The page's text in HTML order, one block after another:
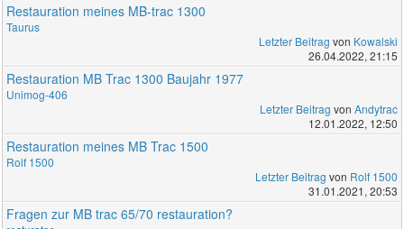
Restauration meines MB-trac 1300
Taurus
Letzter Beitrag von Kowalski
26.04.2022, 21:15
Restauration MB Trac 1300 Baujahr 1977
Unimog-406
Letzter Beitrag von Andytrac
12.01.2022, 12:50
Restauration meines MB Trac 1500
Rolf 1500
Letzter Beitrag von Rolf 1500
31.01.2021, 20:53
Fragen zur MB trac 65/70 restauration?